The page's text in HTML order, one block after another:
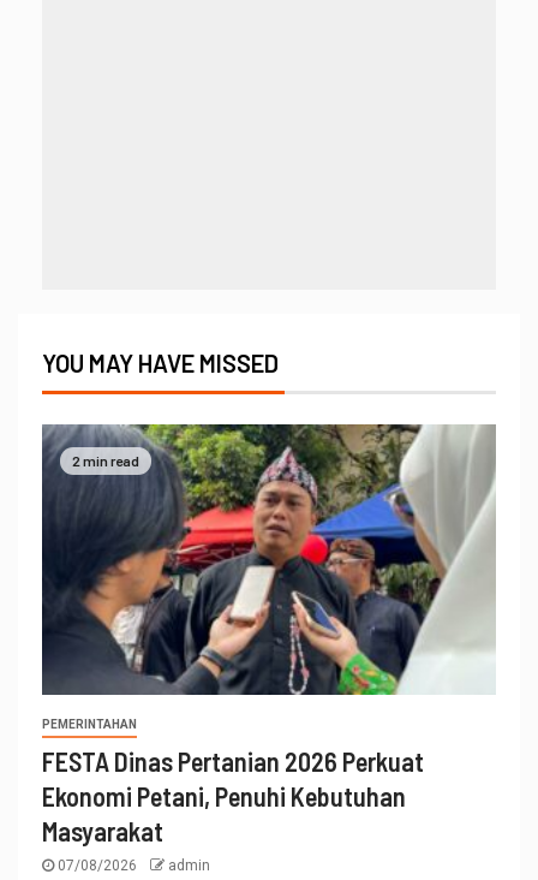
YOU MAY HAVE MISSED
2 min read
PEMERINTAHAN
FESTA Dinas Pertanian 2026 Perkuat
Ekonomi Petani, Penuhi Kebutuhan
Masyarakat
07/08/2026 admin